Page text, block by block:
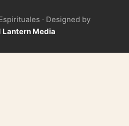
· Designed by
Lantern Media